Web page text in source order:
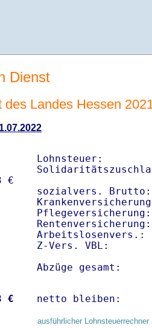
Dienst
Landes Hessen
Lohnsteuer:
sozialvers.
Z-Vers. VBL:
Abzüge gesamt:
€ netto
ausführlicher